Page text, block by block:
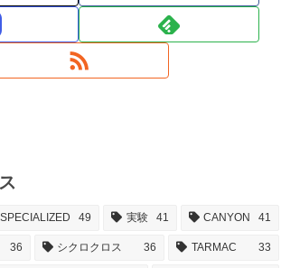
SPECIALIZED 49 実験 41 CANYON 41
36 シクロクロス 36 TARMAC 33